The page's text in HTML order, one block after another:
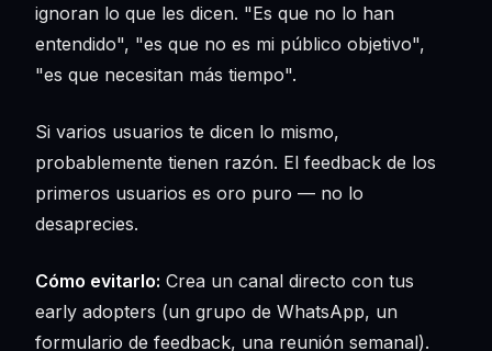
ignoran lo que les dicen. "Es que no lo han
entendido", "es que no es mi público objetivo",
"es que necesitan más tiempo".
Si varios usuarios te dicen lo mismo,
probablemente tienen razón. El feedback de los
primeros usuarios es oro puro — no lo
desaprecies.
Cómo evitarlo: Crea un canal directo con tus
early adopters (un grupo de WhatsApp, un
formulario de feedback, una reunión semanal).